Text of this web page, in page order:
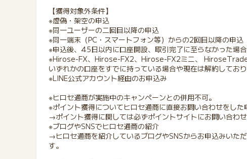
【獲得対象外条件】
※虚偽・架空の申込
※同一ユーザーの二回目以降の申込
※同一端末（PC・スマートフォン等）からの2回目以降の申込
※申込後、45日以内に口座開設、取引完了に至らなかった場合
※Hirose-FX、Hirose-FX2、Hirose-FX2ミニ、
いずれかの口座をすでに持っている場合や現在は解約してお
※LINE公式アカウント経由のお申込み
※ヒロセ通商が実施中のキャンペーンとの併用不可。
※ポイント獲得についてヒロセ通商に直接お問い合わせをした
→ポイント獲得に関しては必ずポイントサイトにお問い合わせ
※ブログやSNSでヒロセ通商の紹介
→ヒロセ通商を紹介しているブログやSNSからお申込みいた
す。